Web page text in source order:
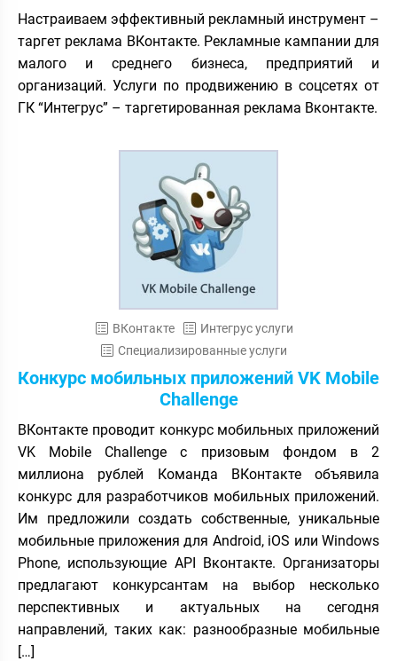
Настраиваем эффективный рекламный инструмент –
таргет реклама ВКонтакте. Рекламные кампании для
малого и среднего бизнеса, предприятий и
организаций. Услуги по продвижению в соцсетях от
ГК “Интегрус” – таргетированная реклама Вконтакте.
ВКонтакте
Интегрус услуги
Специализированные услуги
Конкурс мобильных приложений VK Mobile
Challenge
ВКонтакте проводит конкурс мобильных приложений
VK Mobile Challenge с призовым фондом в 2
миллиона рублей Команда ВКонтакте объявила
конкурс для разработчиков мобильных приложений.
Им предложили создать собственные, уникальные
мобильные приложения для Android, iOS или Windows
Phone, использующие API Вконтакте. Организаторы
предлагают конкурсантам на выбор несколько
перспективных и актуальных на сегодня
направлений, таких как: разнообразные мобильные
[…]